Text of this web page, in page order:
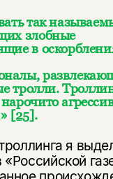
так
злобные
в
тролли.
[25].
я